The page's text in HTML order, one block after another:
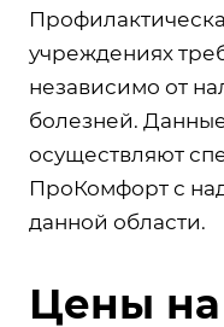
учреждениях
независимо от
болезней.
осуществляют
ПроКомфорт с
данной области.
Цены